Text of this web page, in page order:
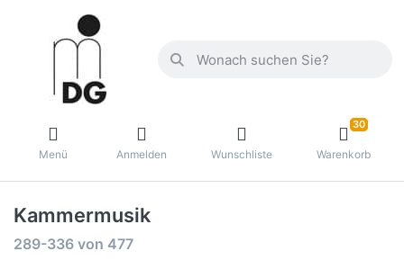
Menü Anmelden Wunschliste
30
Warenkorb
Kammermusik
289-336 von 477